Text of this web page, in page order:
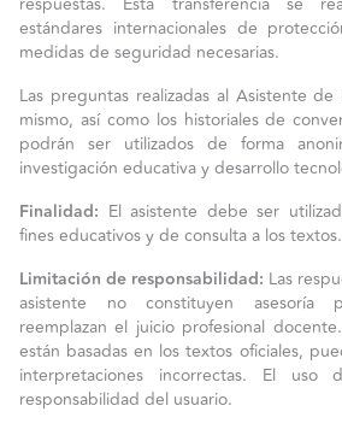
estándares internacionales de
medidas de seguridad necesarias.
Las preguntas realizadas al Asistente
mismo, así como los historiales de
podrán ser utilizados de forma
investigación educativa y desarrollo
Finalidad: El asistente debe ser
fines educativos y de consulta a los textos.
Limitación de responsabilidad: Las
asistente no constituyen asesoría
reemplazan el juicio profesional
están basadas en los textos oficiales,
interpretaciones incorrectas. El uso
responsabilidad del usuario.